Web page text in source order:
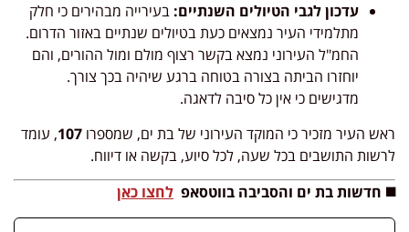
עדכון לגבי הטיולים השנתיים: בעירייה מבהירים כי חלק
מתלמידי העיר נמצאים כעת בטיולים שנתיים באזור הדרום.
החמ"ל העירוני נמצא בקשר רצוף מולם ומול ההורים, והם
יוחזרו הביתה בצורה בטוחה ברגע שיהיה בכך צורך.
מדגישים כי אין כל סיבה לדאגה.
ראש העיר מזכיר כי המוקד העירוני של בת ים, שמספרו 107, עומד
לרשות התושבים בכל שעה, לכל סיוע, בקשה או דיווח.
◼️ חדשות בת ים והסביבה בווטסאפ לחצו כאן